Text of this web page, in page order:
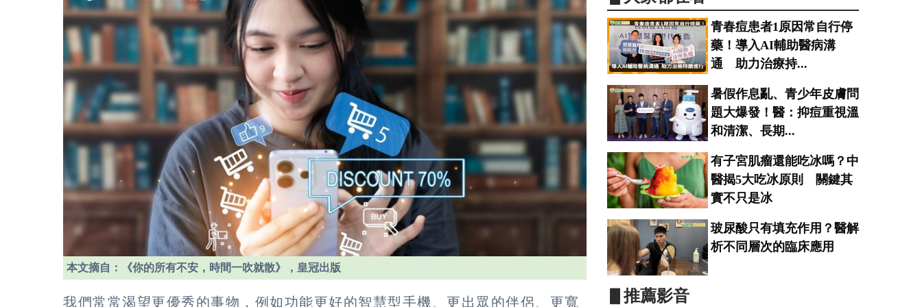
本文摘自：《你的所有不安，時間一吹就散》，皇冠出版
我們常常渴望更優秀的事物，例如功能更好的智慧型手機、更出眾的伴侶、更寬
青春痘患者1原因常自行停
藥！導入AI輔助醫病溝
通 助力治療持...
暑假作息亂、青少年皮膚問
題大爆發！醫：抑痘重視溫
和清潔、長期...
有子宮肌瘤還能吃冰嗎？中
醫揭5大吃冰原則 關鍵其
實不只是冰
玻尿酸只有填充作用？醫解
析不同層次的臨床應用
▋推薦影音